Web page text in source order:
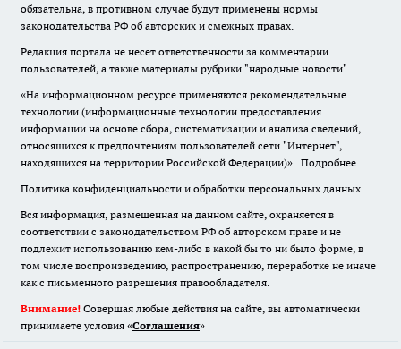
обязательна, в противном случае будут применены нормы
законодательства РФ об авторских и смежных правах.
Редакция портала не несет ответственности за комментарии
пользователей, а также материалы рубрики "народные новости".
«На информационном ресурсе применяются рекомендательные
технологии (информационные технологии предоставления
информации на основе сбора, систематизации и анализа сведений,
относящихся к предпочтениям пользователей сети "Интернет",
находящихся на территории Российской Федерации)». Подробнее
Политика конфиденциальности и обработки персональных данных
Вся информация, размещенная на данном сайте, охраняется в
соответствии с законодательством РФ об авторском праве и не
подлежит использованию кем-либо в какой бы то ни было форме, в
том числе воспроизведению, распространению, переработке не иначе
как с письменного разрешения правообладателя.
Внимание! Совершая любые действия на сайте, вы автоматически
принимаете условия «Cоглашения»